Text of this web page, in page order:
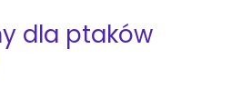
dla ptaków